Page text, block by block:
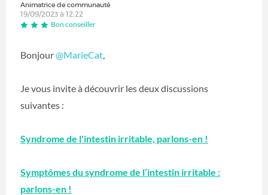
Animatrice de communauté
19/09/2023 à 12:22
Bon conseiller
Bonjour@MarieCat
Je vous invite à découvrir les deux discussions
suivantes :
Syndrome de l'intestin irritable, parlons-en !
Symptômes du syndrome de l’intestin irritable :
parlons-en !